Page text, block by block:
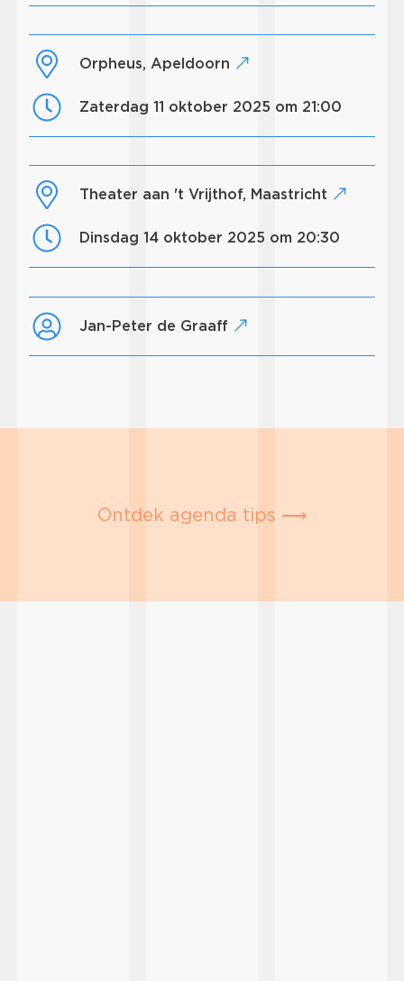
Orpheus, Apeldoorn
zaterdag 11 oktober 2025 om 21:00
Theater aan 't Vrijthof, Maastricht
dinsdag 14 oktober 2025 om 20:30
Jan-Peter de Graaff
Ontdek agenda tips ⟶